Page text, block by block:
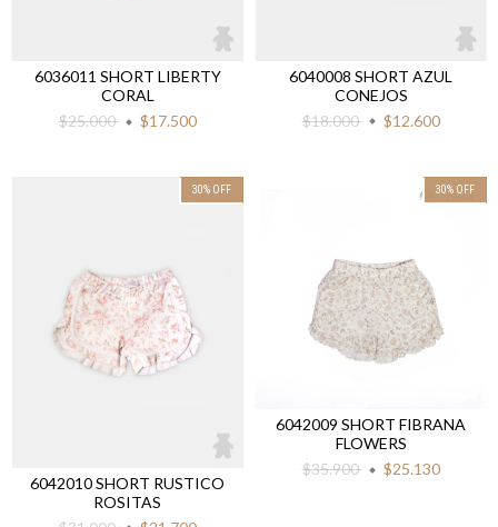
6036011 SHORT LIBERTY
CORAL
$25.000
$17.500
6040008 SHORT AZUL
CONEJOS
$18.000
$12.600
30% OFF
6042010 SHORT RUSTICO
ROSITAS
30% OFF
6042009 SHORT FIBRANA
FLOWERS
$35.900
$25.130